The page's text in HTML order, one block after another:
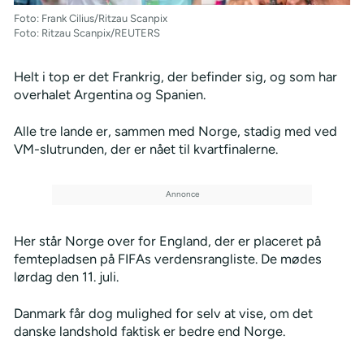
Foto: Frank Cilius/Ritzau Scanpix
Foto: Ritzau Scanpix/REUTERS
Helt i top er det Frankrig, der befinder sig, og som har
overhalet Argentina og Spanien.
Alle tre lande er, sammen med Norge, stadig med ved
VM-slutrunden, der er nået til kvartfinalerne.
Her står Norge over for England, der er placeret på
femtepladsen på FIFAs verdensrangliste. De mødes
lørdag den 11. juli.
Danmark får dog mulighed for selv at vise, om det
danske landshold faktisk er bedre end Norge.